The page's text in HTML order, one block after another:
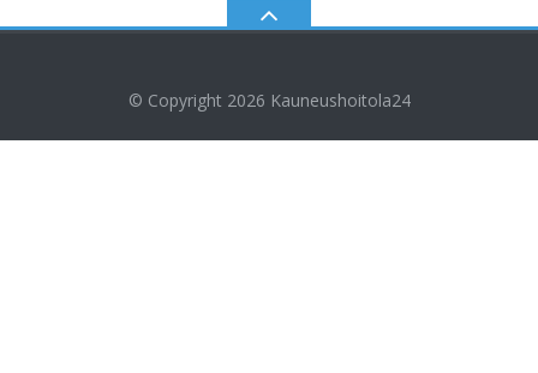
© Copyright 2026 Kauneushoitola24